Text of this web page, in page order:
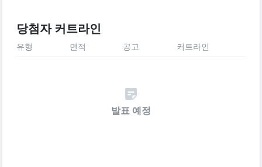
당첨자 커트라인
유형 면적 공고 커트라인
발표 예정